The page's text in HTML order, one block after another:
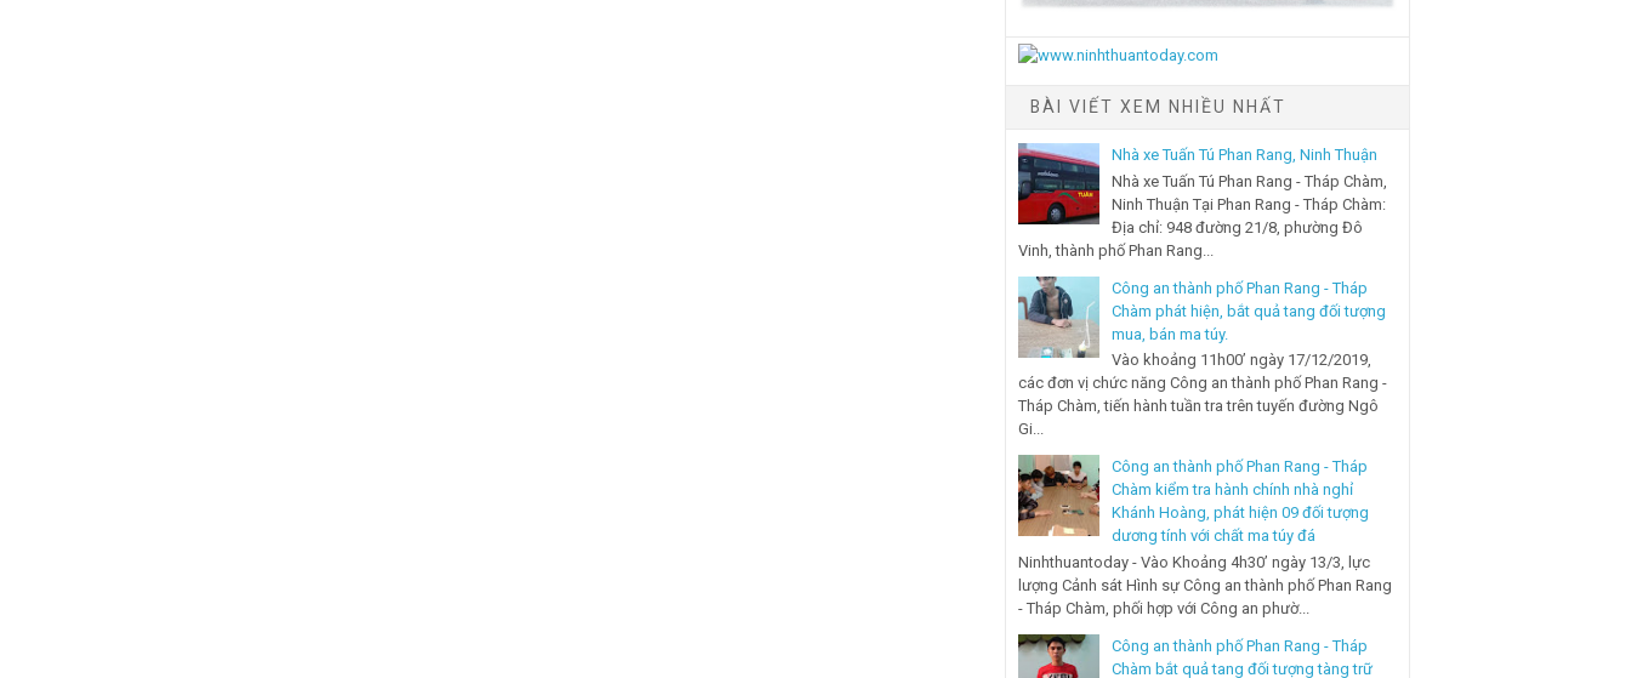
BÀI VIẾT XEM NHIỀU NHẤT
Nhà xe Tuấn Tú Phan Rang, Ninh Thuận
Nhà xe Tuấn Tú Phan Rang - Tháp Chàm,
Ninh Thuận Tại Phan Rang - Tháp Chàm:
Địa chỉ: 948 đường 21/8, phường Đô
Vinh, thành phố Phan Rang...
Công an thành phố Phan Rang - Tháp
Chàm phát hiện, bắt quả tang đối tượng
mua, bán ma túy.
Vào khoảng 11h00’ ngày 17/12/2019,
các đơn vị chức năng Công an thành phố Phan Rang -
Tháp Chàm, tiến hành tuần tra trên tuyến đường Ngô
Gi...
Công an thành phố Phan Rang - Tháp
Chàm kiểm tra hành chính nhà nghỉ
Khánh Hoàng, phát hiện 09 đối tượng
dương tính với chất ma túy đá
Ninhthuantoday - Vào Khoảng 4h30’ ngày 13/3, lực
lượng Cảnh sát Hình sự Công an thành phố Phan Rang
- Tháp Chàm, phối hợp với Công an phườ...
Công an thành phố Phan Rang - Tháp
Chàm bắt quả tang đối tượng tàng trữ